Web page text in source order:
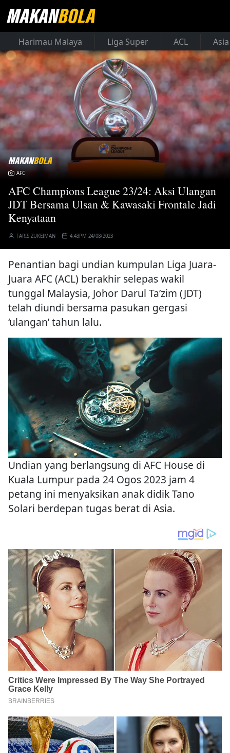
Harimau Malaya Liga Super ACL
AFC
AFC Champions League 23/24: Aksi Ulangan
JDT Bersama Ulsan & Kawasaki Frontale Jadi
Kenyataan
FARIS ZUKEIMAN 4:43PM 24/08/2023
Penantian bagi undian kumpulan Liga Juara-
Juara AFC (ACL) berakhir selepas wakil
tunggal Malaysia, Johor Darul Ta’zim (JDT)
telah diundi bersama pasukan gergasi
‘ulangan’ tahun lalu.
Undian yang berlangsung di AFC House di
Kuala Lumpur pada 24 Ogos 2023 jam 4
petang ini menyaksikan anak didik Tano
Solari berdepan tugas berat di Asia.